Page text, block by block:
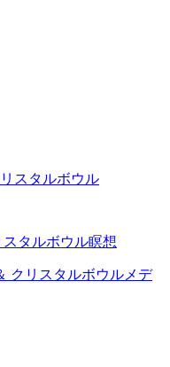
スタルボウル
タルボウル瞑想
クリスタルボウルメデ